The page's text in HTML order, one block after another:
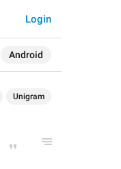
Android
Login
Unigram